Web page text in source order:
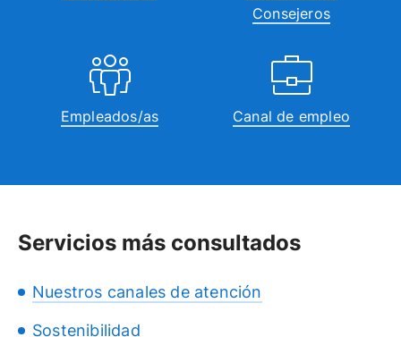
Consejeros
Empleados/as Canal de empleo
Servicios más consultados
Nuestros canales de atención
Sostenibilidad